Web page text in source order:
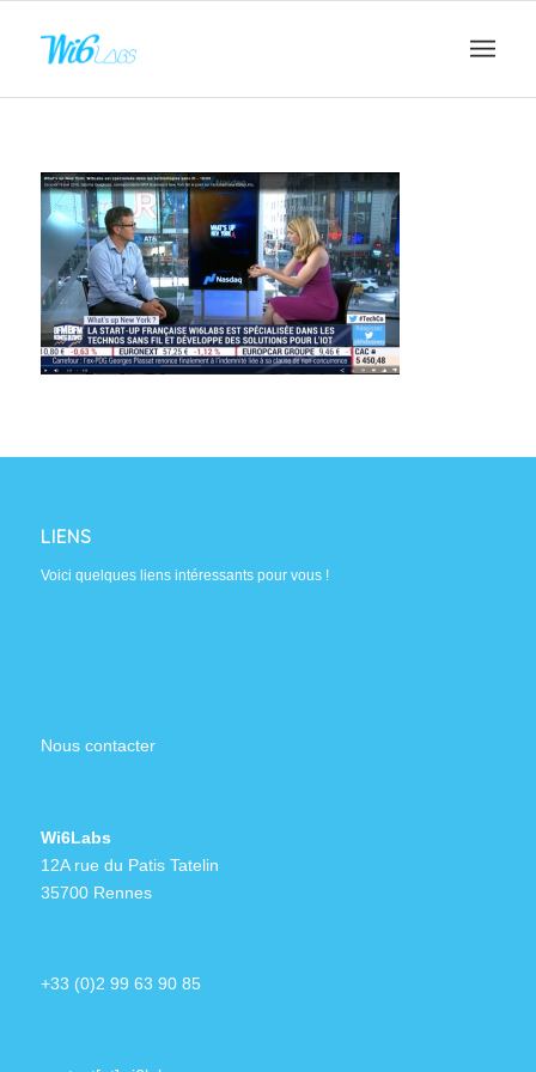
LIENS
Voici quelques liens intéressants pour vous !
Nous contacter
Wi6Labs
12A rue du Patis Tatelin
35700 Rennes
+33 (0)2 99 63 90 85